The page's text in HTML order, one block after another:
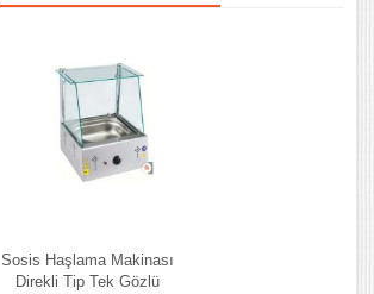
Sosis Haşlama Makinası
Direkli Tip Tek Gözlü